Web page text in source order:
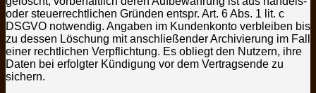
oder steuerrechtlichen Gründen entspr. Art. 6 Abs. 1 lit. c
DSGVO notwendig. Angaben im Kundenkonto verbleiben bis
zu dessen Löschung mit anschließender Archivierung im Fall
einer rechtlichen Verpflichtung. Es obliegt den Nutzern, ihre
Daten bei erfolgter Kündigung vor dem Vertragsende zu
sichern.